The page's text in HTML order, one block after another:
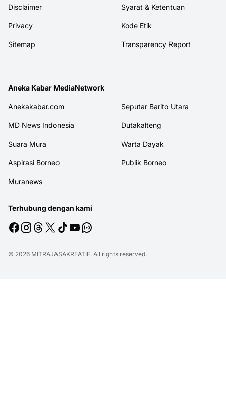
Disclaimer Syarat & Ketentuan
Privacy Kode Etik
Sitemap Transparency Report
Aneka Kabar MediaNetwork
Anekakabar.com Seputar Barito Utara
MD News Indonesia Dutakalteng
Suara Mura Warta Dayak
Aspirasi Borneo Publik Borneo
Muranews
Terhubung dengan kami
© 2026 MITRAJASAKREATIF. All rights reserved.